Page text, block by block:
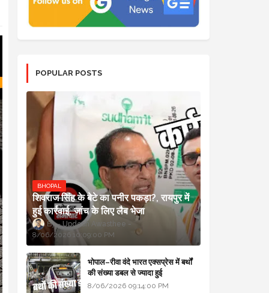
POPULAR POSTS
BHOPAL
शिवराज सिंह के बेटे का पनीर पकड़ा?, रायपुर में
हुई कार्रवाई, जांच के लिए लैब भेजा
Updesh Awasthee
8/06/2026 10:09:00 PM
भोपाल–रीवा वंदे भारत एक्सप्रेस में बर्थों
की संख्या डबल से ज्यादा हुई
8/06/2026 09:14:00 PM